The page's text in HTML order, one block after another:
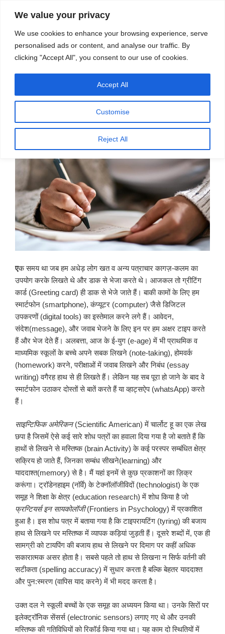
We value your privacy
We use cookies to enhance your browsing experience, serve
personalised ads or content, and analyse our traffic. By
clicking "Accept All", you consent to our use of cookies.
Customise
Reject All
Accept All
स्रोत
मेनू
प्रकाशित
हाथ से लिखने से याददाश्त में मदद मिलती है –
डॉ. डी. बालसुब्रमण्यन
एक समय था जब हम अधेड़ लोग खत व अन्य पत्राचार कागज़-कलम का
उपयोग करके लिखते थे और डाक से भेजा करते थे। आजकल तो ग्रीटिंग
कार्ड (Greeting card) ही डाक से भेजे जाते हैं। बाकी कामों के लिए हम
स्मार्टफोन (smartphone), कंप्यूटर (computer) जैसे डिजिटल
उपकरणों (digital tools) का इस्तेमाल करने लगे हैं। आवेदन,
संदेश(message), और जवाब भेजने के लिए इन पर हम अक्षर टाइप करते
हैं और भेज देते हैं। अलबत्ता, आज के ई-युग (e-age) में भी प्राथमिक व
माध्यमिक स्कूलों के बच्चे अपने सबक लिखने (note-taking), होमवर्क
(homework) करने, परीक्षाओं में जवाब लिखने और निबंध (essay
writing) वगैरह हाथ से ही लिखते हैं। लेकिन यह सब पूरा हो जाने के बाद वे
स्मार्टफोन उठाकर दोस्तों से बातें करते हैं या व्हाट्सऐप (whatsApp) करते
हैं।
साइन्टिफिक अमेरिकन(Scientific American) में चार्लोट हू का एक लेख
छपा है जिसमें ऐसे कई सारे शोध पत्रों का हवाला दिया गया है जो बताते हैं कि
हाथों से लिखने से मस्तिष्क (brain Activity) के कई परस्पर सम्बंधित क्षेत्र
सक्रिय हो जाते हैं, जिनका सम्बंध सीखने(learning) और
याददाश्त(memory) से है। मैं यहां इनमें से कुछ प्रकाशनों का ज़िक्र
करूंगा। ट्रॉडेनहाइम (नॉर्वे) के टेक्नॉलॉजीविदों (technologist) के एक
समूह ने शिक्षा के क्षेत्र (education research) में शोध किया है जो
फ्रन्टियर्स इन सायकोलॉजी(Frontiers in Psychology) में प्रकाशित
हुआ है। इस शोध पत्र में बताया गया है कि टाइपरायटिंग (tyring) की बजाय
हाथ से लिखने पर मस्तिष्क में व्यापक कड़ियां जुड़ती हैं। दूसरे शब्दों में, एक ही
सामग्री को टायपिंग की बजाय हाथ से लिखने पर दिमाग पर कहीं अधिक
सकारात्मक असर होता है। सबसे पहले तो हाथ से लिखना न सिर्फ वर्तनी की
सटीकता (spelling accuracy) में सुधार करता है बल्कि बेहतर याददाश्त
और पुन:स्मरण (वापिस याद करने) में भी मदद करता है।
उक्त दल ने स्कूली बच्चों के एक समूह का अध्ययन किया था। उनके सिरों पर
इलेक्ट्रॉनिक सेंसर्स (electronic sensors) लगाए गए थे और उनकी
मस्तिष्क की गतिविधियों को रिकॉर्ड किया गया था। यह काम दो स्थितियों में